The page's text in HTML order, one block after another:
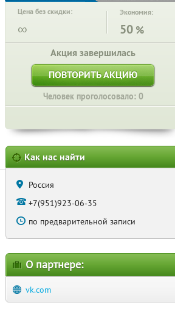
Цена без скидки:
∞
Экономия:
50 %
Акция завершилась
ПОВТОРИТЬ АКЦИЮ
Человек проголосовало: 0
Как нас найти
Россия
+7(951)923-06-35
по предварительной записи
О партнере:
vk.com